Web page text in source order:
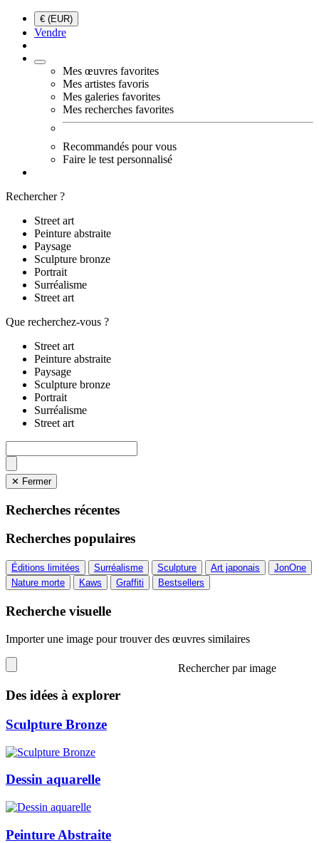
€ (EUR)
Vendre
Mes œuvres favorites
Mes artistes favoris
Mes galeries favorites
Mes recherches favorites
Recommandés pour vous
Faire le test personnalisé
Rechercher ?
Street art
Peinture abstraite
Paysage
Sculpture bronze
Portrait
Surréalisme
Street art
Que recherchez-vous ?
Street art
Peinture abstraite
Paysage
Sculpture bronze
Portrait
Surréalisme
Street art
✕ Fermer
Recherches récentes
Recherches populaires
Éditions limitées Surréalisme Sculpture Art japonais
JonOne
Nature morte
Kaws Graffiti Bestsellers
Recherche visuelle
Importer une image pour trouver des œuvres similaires
Rechercher par image
Des idées à explorer
Sculpture Bronze
Dessin aquarelle
Peinture Abstraite